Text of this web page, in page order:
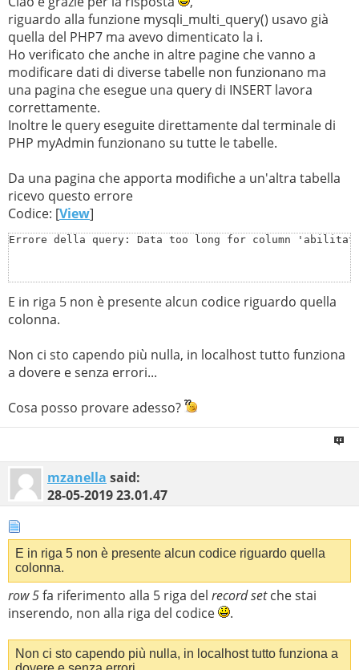
riguardo alla funzione mysqli_multi_query() usavo già
quella del PHP7 ma avevo dimenticato la i.
Ho verificato che anche in altre pagine che vanno a
modificare dati di diverse tabelle non funzionano ma
una pagina che esegue una query di INSERT lavora
correttamente.
Inoltre le query eseguite direttamente dal terminale di
PHP myAdmin funzionano su tutte le tabelle.
Da una pagina che apporta modifiche a un'altra tabella
ricevo questo errore
Codice: [View]
Errore della query: Data too long for column
E in riga 5 non è presente alcun codice riguardo quella
colonna.
Non ci sto capendo più nulla, in localhost tutto funziona
a dovere e senza errori...
Cosa posso provare adesso?
mzanella said:
28-05-201923.01.47
E in riga 5 non è presente alcun codice riguardo quella
colonna.
row 5fa riferimento alla 5 riga del record setche stai
inserendo, non alla riga del codice
.
Non ci sto capendo più nulla, in localhost tutto funziona a